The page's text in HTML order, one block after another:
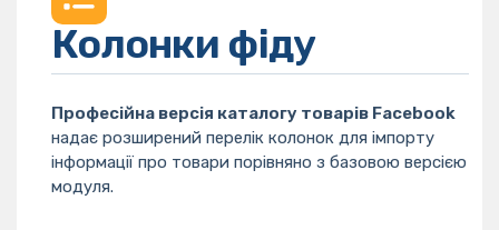
Колонки фіду
Професійна версія каталогу товарів Facebook
надає розширений перелік колонок для імпорту
інформації про товари порівняно з базовою версією
модуля.